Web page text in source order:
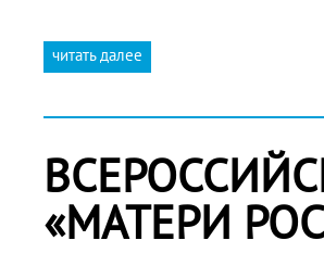
читать далее
«МАТЕРИ